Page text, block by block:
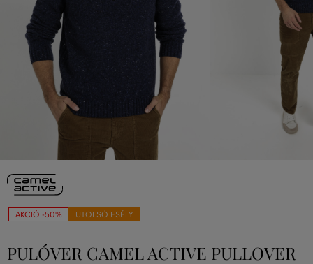
AKCIÓ -50% UTOLSÓ ESÉLY
PULÓVER CAMEL ACTIVE PULLOVER